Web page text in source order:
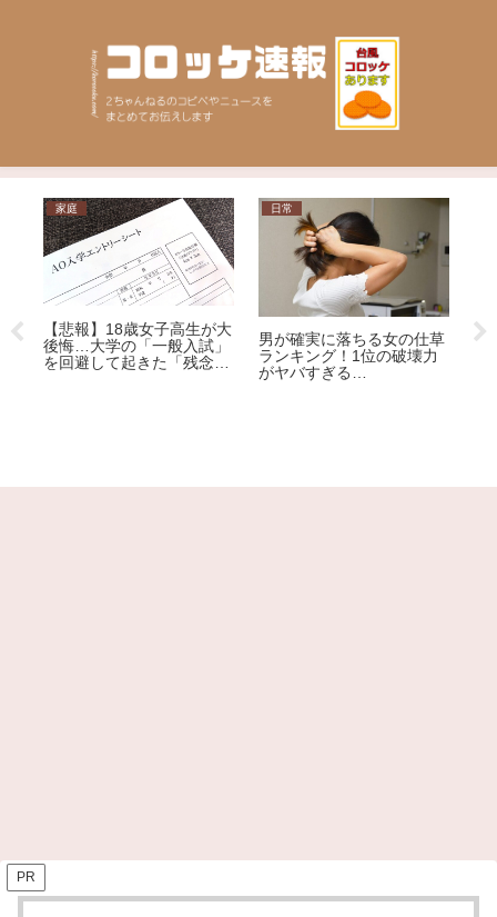
家庭
【悲報】18歳女子高生が大
後悔…大学の「一般入試」
を回避して起きた「残念す
日常
男が確実に落ちる女の仕草
ランキング！1位の破壊力
がヤバすぎる…
PR